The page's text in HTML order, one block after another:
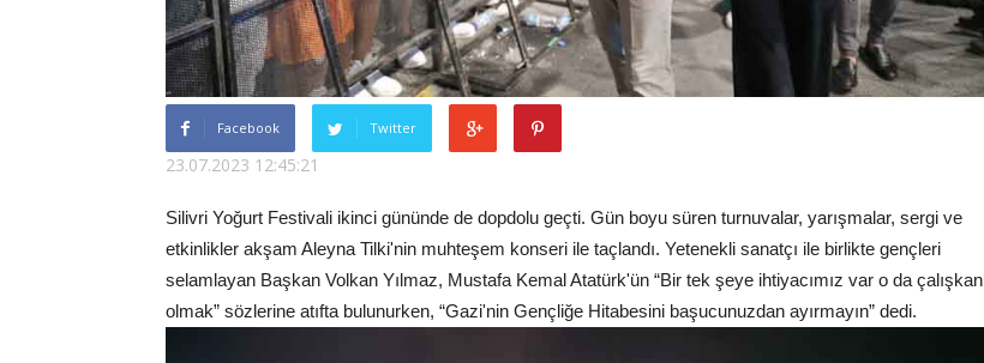
Facebook Twitter
23.07.2023 12:45:21
Silivri Yoğurt Festivali ikinci gününde de dopdolu geçti. Gün boyu süren turnuvalar, yarışmalar, sergi ve
etkinlikler akşam Aleyna Tilki'nin muhteşem konseri ile taçlandı. Yetenekli sanatçı ile birlikte gençleri
selamlayan Başkan Volkan Yılmaz, Mustafa Kemal Atatürk'ün “Bir tek şeye ihtiyacımız var o da çalışkan
olmak” sözlerine atıfta bulunurken, “Gazi'nin Gençliğe Hitabesini başucunuzdan ayırmayın” dedi.